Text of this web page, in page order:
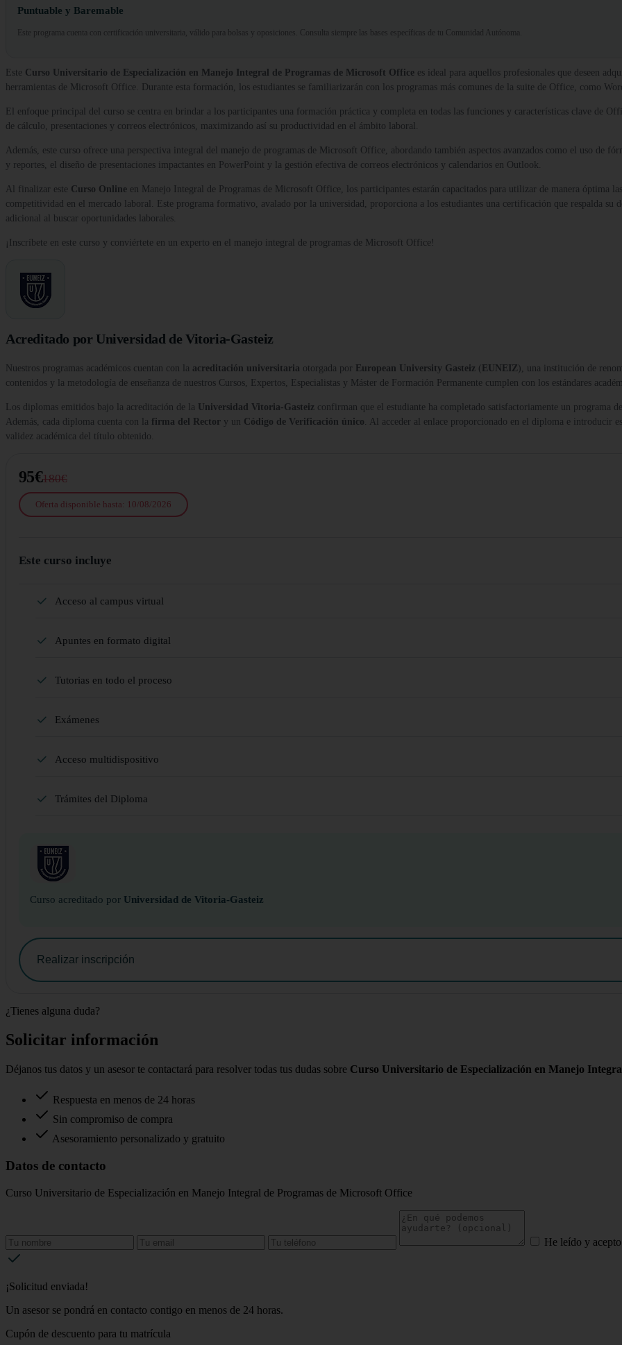
Puntuable y Baremable
Este programa cuenta con certificación universitaria, válido para bolsas y oposiciones. Consulta siempre las bases específicas de tu Comunidad Autónoma.
Este Curso Universitario de Especialización en Manejo Integral de Programas de Microsoft Office es ideal para aquellos profesionales que deseen
herramientas de Microsoft Office. Durante esta formación, los estudiantes se familiarizarán con los programas más comunes de la suite de Office, como
El enfoque principal del curso se centra en brindar a los participantes una formación práctica y completa en todas las funciones y características clave de
de cálculo, presentaciones y correos electrónicos, maximizando así su productividad en el ámbito laboral.
Además, este curso ofrece una perspectiva integral del manejo de programas de Microsoft Office, abordando también aspectos avanzados como el uso de
y reportes, el diseño de presentaciones impactantes en PowerPoint y la gestión efectiva de correos electrónicos y calendarios en Outlook.
Al finalizar este Curso Online en Manejo Integral de Programas de Microsoft Office, los participantes estarán capacitados para utilizar de manera óptima
competitividad en el mercado laboral. Este programa formativo, avalado por la universidad, proporciona a los estudiantes una certificación que respalda
adicional al buscar oportunidades laborales.
¡Inscríbete en este curso y conviértete en un experto en el manejo integral de programas de Microsoft Office!
Acreditado por Universidad de Vitoria-Gasteiz
Nuestros programas académicos cuentan con la acreditación universitaria otorgada por European University Gasteiz ( EUNEIZ ), una institución de
contenidos y la metodología de enseñanza de nuestros Cursos, Expertos, Especialistas y Máster de Formación Permanente cumplen con los estándares
Los diplomas emitidos bajo la acreditación de la Universidad Vitoria-Gasteiz confirman que el estudiante ha completado satisfactoriamente un programa
Además, cada diploma cuenta con la firma del Rector y un Código de Verificación único. Al acceder al enlace proporcionado en el diploma e introducir
validez académica del título obtenido.
95€180€
Oferta disponible hasta: 10/08/2026
Este curso incluye
Acceso al campus virtual
Apuntes en formato digital
Tutorias en todo el proceso
Exámenes
Acceso multidispositivo
Trámites del Diploma
Curso acreditado por Universidad de Vitoria-Gasteiz
Realizar inscripción
¿Tienes alguna duda?
Solicitar información
Déjanos tus datos y un asesor te contactará para resolver todas tus dudas sobre Curso Universitario de Especialización en Manejo
Respuesta en menos de 24 horas
Sin compromiso de compra
Asesoramiento personalizado y gratuito
Datos de contacto
Curso Universitario de Especialización en Manejo Integral de Programas de Microsoft Office
He leído y
¡Solicitud enviada!
Un asesor se pondrá en contacto contigo en menos de 24 horas.
Cupón de descuento para tu matrícula